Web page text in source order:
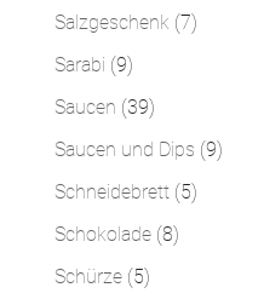
Produkt
Salzgeschenk 77
Sarabi 99
Produkte
Saucen 3939
Produkte
Saucen und Dips 99
Schneidebrett 55
Schokolade 88
Schürze 55